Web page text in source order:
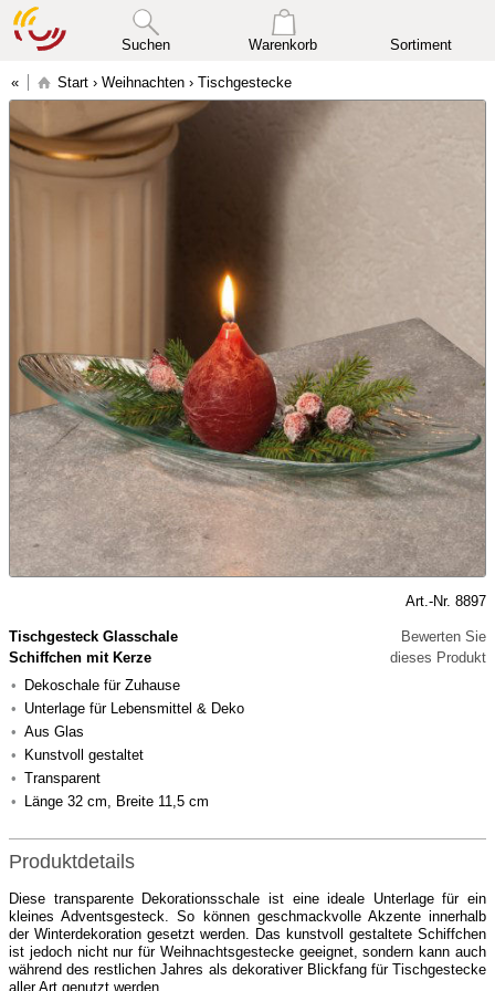
Suchen Warenkorb Sortiment
Start › Weihnachten › Tischgestecke
Art.-Nr. 8897
Tischgesteck Glasschale
Schiffchen mit Kerze
Dekoschale für Zuhause
Unterlage für Lebensmittel & Deko
Aus Glas
Kunstvoll gestaltet
Transparent
Länge 32 cm, Breite 11,5 cm
Bewerten Sie
dieses Produkt
Produktdetails
Diese transparente Dekorationsschale ist eine ideale Unterlage für ein
kleines Adventsgesteck. So können geschmackvolle Akzente innerhalb
der Winterdekoration gesetzt werden. Das kunstvoll gestaltete Schiffchen
ist jedoch nicht nur für Weihnachtsgestecke geeignet, sondern kann auch
während des restlichen Jahres als dekorativer Blickfang für Tischgestecke
aller Art genutzt werden.